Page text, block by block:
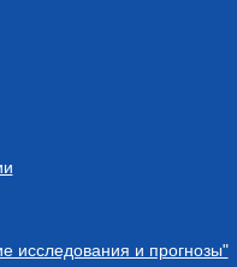
исследования и прогнозы"